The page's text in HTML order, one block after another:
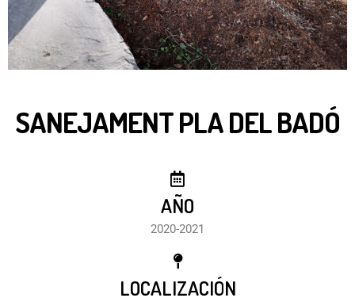
SANEJAMENT PLA DEL BADÓ
AÑO
2020-2021
LOCALIZACIÓN